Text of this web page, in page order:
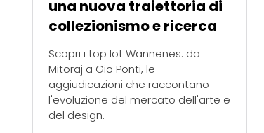
una nuova traiettoria di
collezionismo e ricerca
Scopri i top lot Wannenes: da
Mitoraj a Gio Ponti, le
aggiudicazioni che raccontano
l'evoluzione del mercato dell'arte e
del design.